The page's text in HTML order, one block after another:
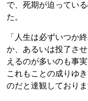
で、死期が迫ってい
た。
「人生は必ずいつか
か、あるいは投了さ
えるのが多いのも事
これもことの成りゆ
のだと達観しており